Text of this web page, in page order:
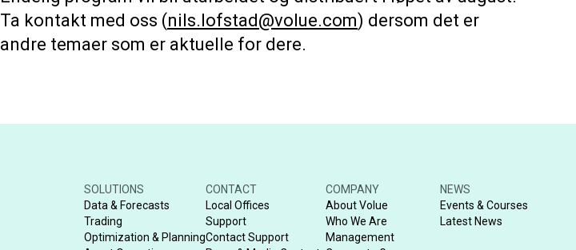
Ta kontakt med oss (nils.lofstad@volue.com) dersom det er
andre temaer som er aktuelle for dere.
SOLUTIONS
Data & Forecasts
Trading
Optimization & Planning
CONTACT
Local Offices
Support
Contact Support
COMPANY
About Volue
Who We Are
Management
NEWS
Events & Courses
Latest News